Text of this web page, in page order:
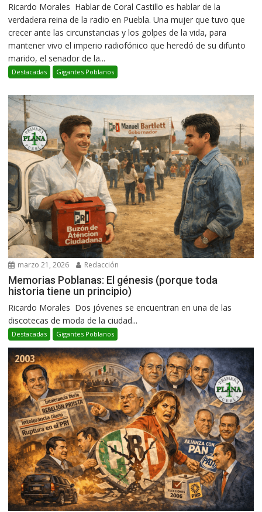
Ricardo Morales Hablar de Coral Castillo es hablar de la
verdadera reina de la radio en Puebla. Una mujer que tuvo que
crecer ante las circunstancias y los golpes de la vida, para
mantener vivo el imperio radiofónico que heredó de su difunto
marido, el senador de la...
Destacadas Gigantes Poblanos
marzo 21, 2026 Redacción
Memorias Poblanas: El génesis (porque toda
historia tiene un principio)
Ricardo Morales Dos jóvenes se encuentran en una de las
discotecas de moda de la ciudad...
Destacadas Gigantes Poblanos